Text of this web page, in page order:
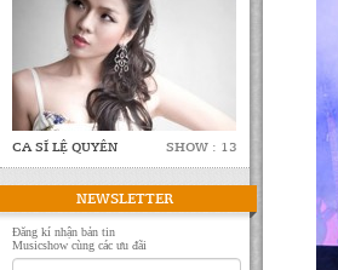
CA SĨ LỆ QUYÊN SHOW : 13
NEWSLETTER
Đăng kí nhận bản tin
Musicshow cùng các ưu đãi